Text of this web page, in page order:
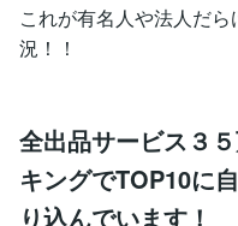
これが有名人や法人だ
況！！
全出品サービス３
キングでTOP10に
り込んでいます！